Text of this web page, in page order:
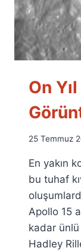
On
By
Fuat
Özyar
25 Temmuz
En yakın
bu tuhaf
Apollo 15
kadar ünlü
Hadley